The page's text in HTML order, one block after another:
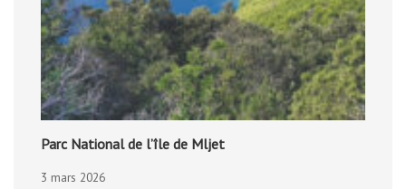
Parc National de l’île de Mljet
3 mars 2026